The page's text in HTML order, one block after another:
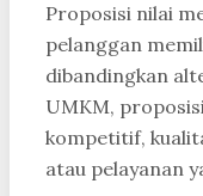
Proposisi nilai
pelanggan
dibandingkan
UMKM,
kompetitif,
atau pelayanan